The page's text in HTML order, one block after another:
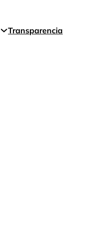
Transparencia